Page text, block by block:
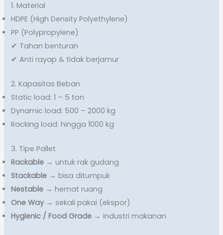
1. Material
HDPE (High Density Polyethylene)
PP (Polypropylene)
✔ Tahan benturan
✔ Anti rayap & tidak berjamur
2. Kapasitas Beban
Static load: 1 – 5 ton
Dynamic load: 500 – 2000 kg
Racking load: hingga 1000 kg
3. Tipe Pallet
Rackable → untuk rak gudang
Stackable → bisa ditumpuk
Nestable → hemat ruang
One Way→ sekali pakai (ekspor)
Hygienic / Food Grade → industri makanan